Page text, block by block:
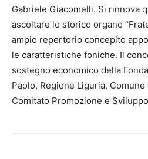
Gabriele Giacomelli. Si rinnova
ascoltare lo storico organo
ampio repertorio concepito
le caratteristiche foniche. Il
sostegno economico della
Paolo, Regione Liguria,
Comitato Promozione e